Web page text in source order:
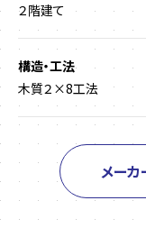
２階建て
構造・工法
木質２×8工法
メーカ